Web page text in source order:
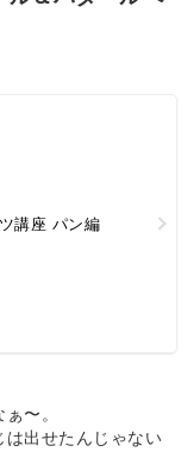
講座 パン編
〜。
出せたんじゃない